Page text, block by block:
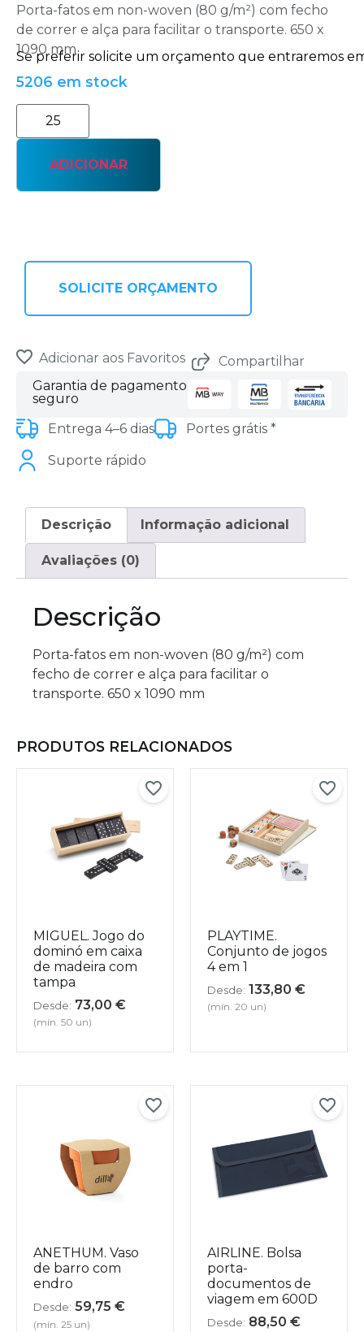
Porta-fatos em non-woven (80 g/m²) com fecho
de correr e alça para facilitar o transporte. 650 x
1090 mm
5206 em stock
ADICIONAR
SOLICITE ORÇAMENTO
Adicionar aos Favoritos
Compartilhar
Garantia de pagamento
seguro
Entrega 4–6 dias
Portes grátis *
Suporte rápido
Descrição Informação adicional
Avaliações (0)
Descrição
Porta-fatos em non-woven (80 g/m²) com
fecho de correr e alça para facilitar o
transporte. 650 x 1090 mm
PRODUTOS RELACIONADOS
MIGUEL. Jogo do
dominó em caixa
de madeira com
tampa
Desde: 73,00 €
(mín. 50 un)
PLAYTIME.
Conjunto de jogos
4 em 1
Desde: 133,80 €
(mín. 20 un)
ANETHUM. Vaso
de barro com
endro
Desde: 59,75 €
(mín. 25 un)
AIRLINE. Bolsa
porta-
documentos de
viagem em 600D
Desde: 88,50 €